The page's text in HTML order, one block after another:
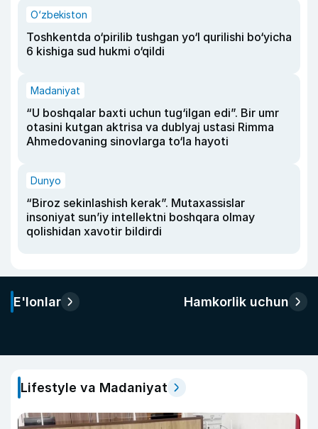
O‘zbekiston
Toshkentda o‘pirilib tushgan yo‘l qurilishi bo‘yicha
6 kishiga sud hukmi o‘qildi
Madaniyat
“U boshqalar baxti uchun tug‘ilgan edi”. Bir umr
otasini kutgan aktrisa va dublyaj ustasi Rimma
Ahmedovaning sinovlarga to‘la hayoti
Dunyo
“Biroz sekinlashish kerak”. Mutaxassislar
insoniyat sun’iy intellektni boshqara olmay
qolishidan xavotir bildirdi
E'lonlar Hamkorlik uchun
Lifestyle va Madaniyat